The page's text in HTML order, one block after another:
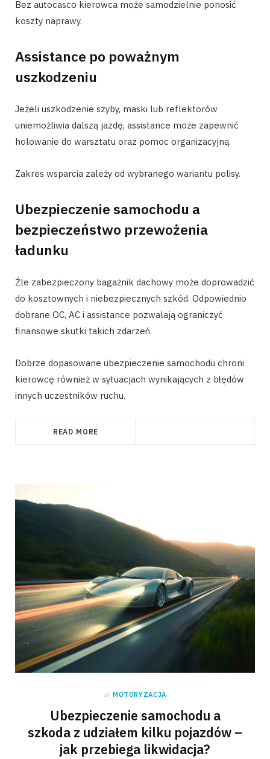
Bez autocasco kierowca może samodzielnie ponosić
koszty naprawy.
Assistance po poważnym
uszkodzeniu
Jeżeli uszkodzenie szyby, maski lub reflektorów
uniemożliwia dalszą jazdę, assistance może zapewnić
holowanie do warsztatu oraz pomoc organizacyjną.
Zakres wsparcia zależy od wybranego wariantu polisy.
Ubezpieczenie samochodu a
bezpieczeństwo przewożenia
ładunku
Źle zabezpieczony bagażnik dachowy może doprowadzić
do kosztownych i niebezpiecznych szkód. Odpowiednio
dobrane OC, AC i assistance pozwalają ograniczyć
finansowe skutki takich zdarzeń.
Dobrze dopasowane ubezpieczenie samochodu chroni
kierowcę również w sytuacjach wynikających z błędów
innych uczestników ruchu.
READ MORE
in MOTORYZACJA
Ubezpieczenie samochodu a
szkoda z udziałem kilku pojazdów –
jak przebiega likwidacja?